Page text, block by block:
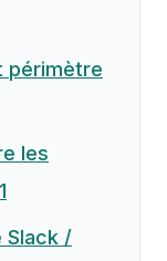
périmètre
les
Slack /